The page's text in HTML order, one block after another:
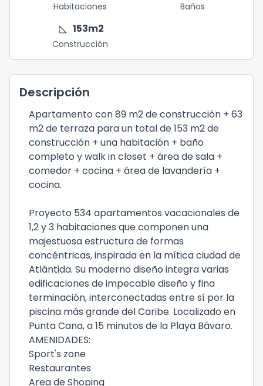
Habitaciones Baños
square_foot 153m2
Construcción
Descripción
Apartamento con 89 m2 de construcción + 63
m2 de terraza para un total de 153 m2 de
construcción + una habitación + baño
completo y walk in closet + área de sala +
comedor + cocina + área de lavandería +
cocina.
Proyecto 534 apartamentos vacacionales de
1,2 y 3 habitaciones que componen una
majestuosa estructura de formas
concéntricas, inspirada en la mítica ciudad de
Atlántida. Su moderno diseño integra varias
edificaciones de impecable diseño y fina
terminación, interconectadas entre sí por la
piscina más grande del Caribe. Localizado en
Punta Cana, a 15 minutos de la Playa Bávaro.
AMENIDADES:
Sport's zone
Restaurantes
Area de Shoping